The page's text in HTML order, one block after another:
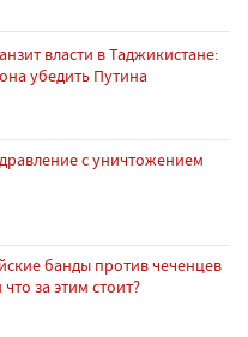
власти в Таджикистане:
убедить Путина
с уничтожением
банды против чеченцев
за этим стоит?